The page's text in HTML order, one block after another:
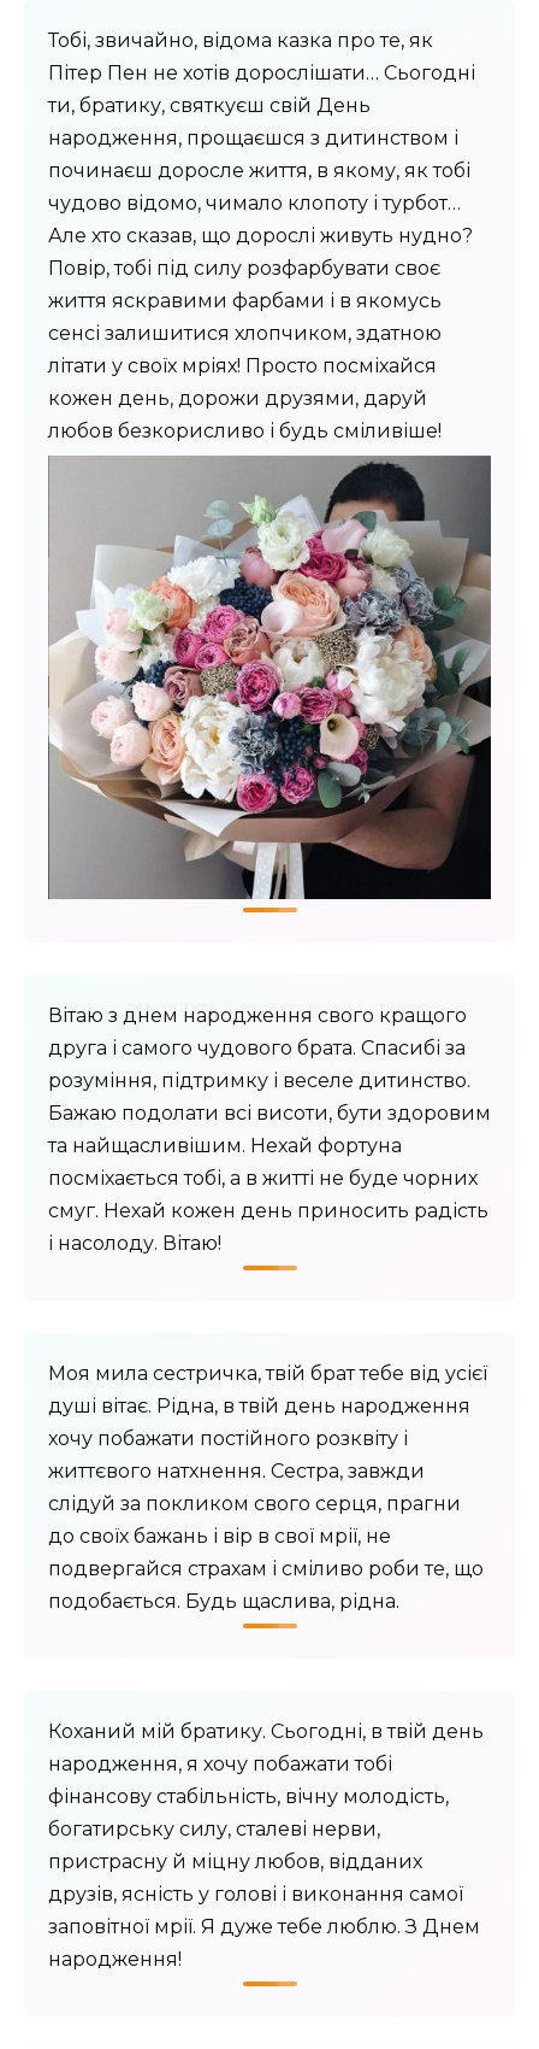
Тобі, звичайно, відома казка про те, як
Пітер Пен не хотів дорослішати… Сьогодні
ти, братику, святкуєш свій День
народження, прощаєшся з дитинством і
починаєш доросле життя, в якому, як тобі
чудово відомо, чимало клопоту і турбот…
Але хто сказав, що дорослі живуть нудно?
Повір, тобі під силу розфарбувати своє
життя яскравими фарбами і в якомусь
сенсі залишитися хлопчиком, здатною
літати у своїх мріях! Просто посміхайся
кожен день, дорожи друзями, даруй
любов безкорисливо і будь сміливіше!
Вітаю з днем народження свого кращого
друга і самого чудового брата. Спасибі за
розуміння, підтримку і веселе дитинство.
Бажаю подолати всі висоти, бути здоровим
та найщасливішим. Нехай фортуна
посміхається тобі, а в житті не буде чорних
смуг. Нехай кожен день приносить радість
і насолоду. Вітаю!
Моя мила сестричка, твій брат тебе від усієї
душі вітає. Рідна, в твій день народження
хочу побажати постійного розквіту і
життєвого натхнення. Сестра, завжди
слідуй за покликом свого серця, прагни
до своїх бажань і вір в свої мрії, не
подвергайся страхам і сміливо роби те, що
подобається. Будь щаслива, рідна.
Коханий мій братику. Сьогодні, в твій день
народження, я хочу побажати тобі
фінансову стабільність, вічну молодість,
богатирську силу, сталеві нерви,
пристрасну й міцну любов, відданих
друзів, ясність у голові і виконання самої
заповітної мрії. Я дуже тебе люблю. З Днем
народження!